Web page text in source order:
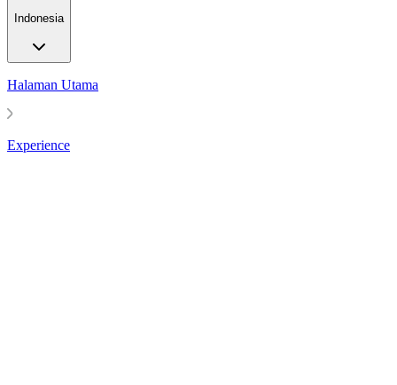
Indonesia
Halaman Utama
Experience